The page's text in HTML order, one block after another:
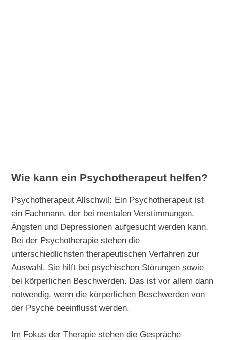
Wie kann ein Psychotherapeut helfen?
Psychotherapeut Allschwil: Ein Psychotherapeut ist
ein Fachmann, der bei mentalen Verstimmungen,
Ängsten und Depressionen aufgesucht werden kann.
Bei der Psychotherapie stehen die
unterschiedlichsten therapeutischen Verfahren zur
Auswahl. Sie hilft bei psychischen Störungen sowie
bei körperlichen Beschwerden. Das ist vor allem dann
notwendig, wenn die körperlichen Beschwerden von
der Psyche beeinflusst werden.
Im Fokus der Therapie stehen die Gespräche